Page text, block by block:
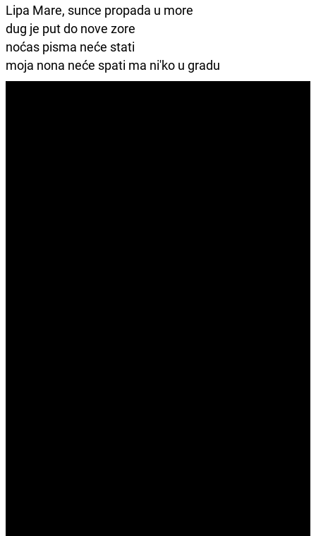
Lipa Mare, sunce propada u more
dug je put do nove zore
noćas pisma neće stati
moja nona neće spati ma ni'ko u gradu